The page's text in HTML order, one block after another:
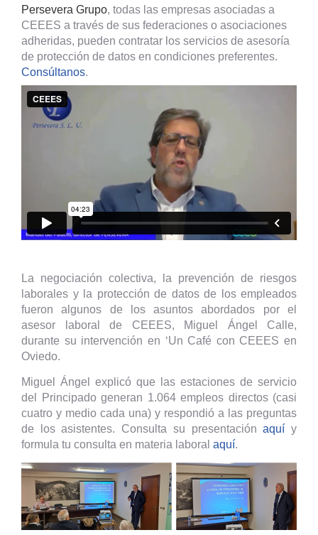
Persevera Grupo, todas las empresas asociadas a
CEEES a través de sus federaciones o asociaciones
adheridas, pueden contratar los servicios de asesoría
de protección de datos en condiciones preferentes.
Consúltanos.
La negociación colectiva, la prevención de riesgos
laborales y la protección de datos de los empleados
fueron algunos de los asuntos abordados por el
asesor laboral de CEEES, Miguel Ángel Calle,
durante su intervención en ‘Un Café con CEEES en
Oviedo.
Miguel Ángel explicó que las estaciones de servicio
del Principado generan 1.064 empleos directos (casi
cuatro y medio cada una) y respondió a las preguntas
de los asistentes. Consulta su presentaciónaquí y
formula tu consulta en materia laboral aquí.